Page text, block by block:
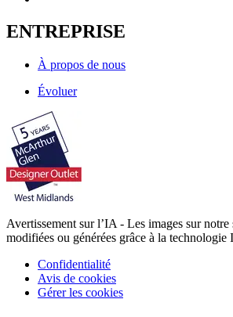
ENTREPRISE
À propos de nous
Évoluer
Avertissement sur l’IA - Les images sur
modifiées ou générées grâce à la technologie
Confidentialité
Avis de cookies
Gérer les cookies